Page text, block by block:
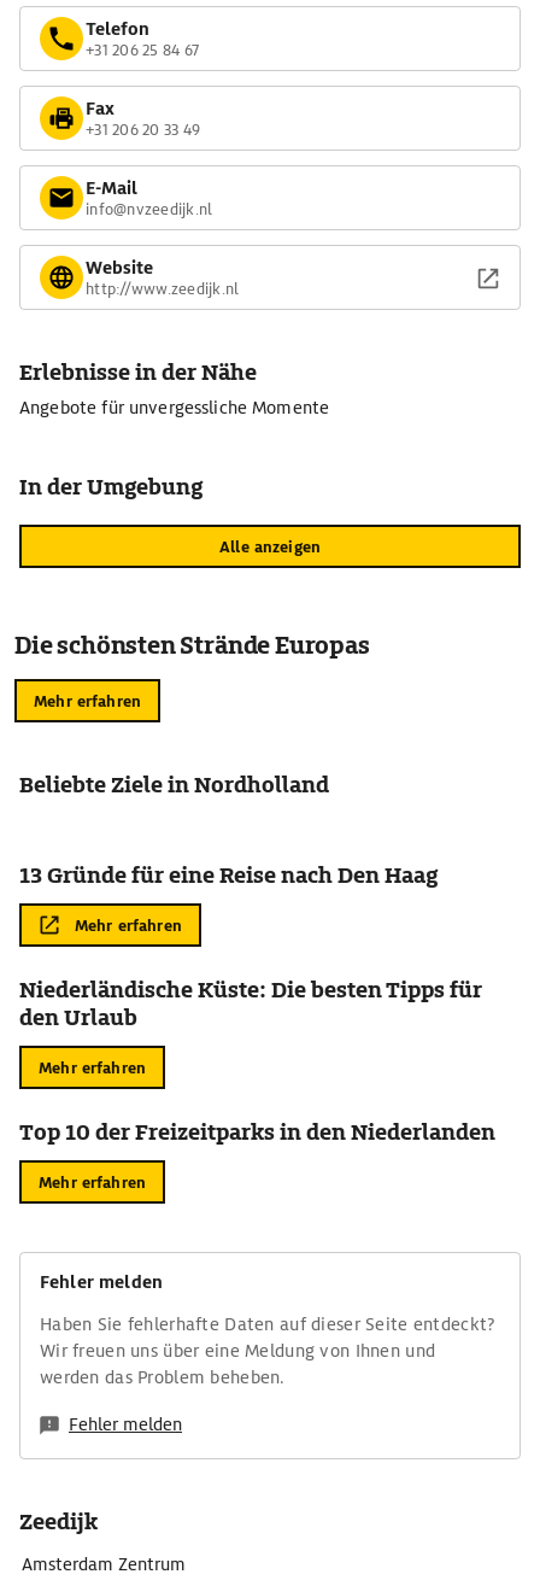
Telefon
+31 206 25 84 67
Fax
+31 206 20 33 49
E-Mail
info@nvzeedijk.nl
Website
http://www.zeedijk.nl
Erlebnisse in der Nähe
Angebote für unvergessliche Momente
In der Umgebung
Alle anzeigen
Die schönsten Strände Europas
Mehr erfahren
Beliebte Ziele in Nordholland
13 Gründe für eine Reise nach Den Haag
Mehr erfahren
Niederländische Küste: Die besten Tipps für
den Urlaub
Mehr erfahren
Top 10 der Freizeitparks in den Niederlanden
Mehr erfahren
Fehler melden
Haben Sie fehlerhafte Daten auf dieser Seite entdeckt?
Wir freuen uns über eine Meldung von Ihnen und
werden das Problem beheben.
Fehler melden
Zeedijk
Amsterdam Zentrum